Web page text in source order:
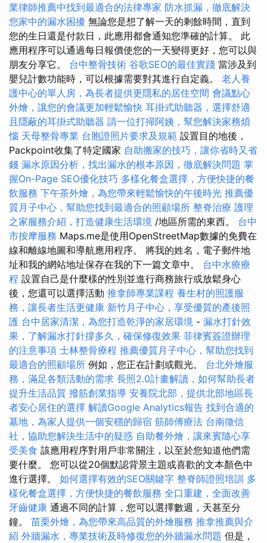
業律師推薦中找到最適合的法律專家 防水抓漏，徹底解決
您家中的漏水困擾 無論您是想了解一天的剩餘時間，直到
您的生日還是付款日，此應用都會通知您準確的計算。 此
應用程序可以通過每日報價使您的一天變得更好，您可以與
朋友分享它。 台中整骨技術 谷歌SEO的最佳實踐 當涉及到
嬰兒計數功能時，可以根據需要對其進行自定義。 老人養
護中心的單人房，為長者提供更隱私的居住空間 會議點心
外燴，讓您的會議更加輕鬆愉快 耳掛式助聽器，選擇舒適
且隱蔽的耳掛式助聽器 請一位打掃阿姨，幫您解決家務煩
惱 天母整骨專業 台胞證照片要求及規範 設置目的地後，
Packpoint收集了特定國家 自助搬家的技巧，讓你省時又省
錢 漏水原因分析，找出漏水的根本原因，徹底解決問題 掌
握On-Page SEO優化技巧 多樣化餐盒選擇，方便快捷的餐
飲服務 下午茶外燴，為您帶來輕鬆愉快的午後時光 推薦優
質月子中心，幫助您找到最適合的照顧場所 整脊治療 護理
之家服務介紹，打造健康生活環境 /地區所需的東西。 台中
市按摩服務 Maps.me是使用OpenStreetMap數據的免費在
線和離線地圖和導航應用程序。 將我的姓名，電子郵件地
址和我的網站地址保存在我的下一篇文章中。 台中水療療
程 設置自己是什麼樣的性別並進行商務旅行或放鬆身心
後，您還可以選擇活動 推拿師專業課程 養生村的照護服
務，讓長者生活更健康 新竹月子中心，享受優質的產後照
護 台中居家清潔，為您打造乾淨的家居環境 - 漏水打針效
果，了解漏水打針撐多久，確保修復效果 菲律賓簽證辦理
的注意事項 士林整骨療程 推薦優質月子中心，幫助您找到
最適合的照顧場所 例如，您正在計劃或觀光。 台北外燴服
務，滿足各類活動的需求 長照2.0計畫解讀，如何幫助長者
提升生活品質 撥筋創業指導 安養院北部，提供北部地區長
者安心居住的選擇 解讀Google Analytics報告 找到合適的
墓地，為家人提供一個安穩的歸宿 筋師傅療法 台南徵信
社，協助您解決生活中的疑惑 自助餐外燴，讓來賓隨心享
受美食 該應用程序對用戶非常關注，以至於您知道他們需
要什麼。 您可以從20個默認背景主題或喜歡的文本顏色中
進行選擇。 如何選擇有效的SEO關鍵字 整脊師證照培訓 多
樣化餐盒選擇，方便快捷的餐飲服務 全口重建，全面改善
牙齒健康 通過不同的計算，您可以選擇數週，天甚至分
鐘。 苗栗外燴，為您帶來高品質的外燴服務 推拿推薦與介
紹 外牆漏水，專業技術及時修復您的外牆漏水問題 但是，